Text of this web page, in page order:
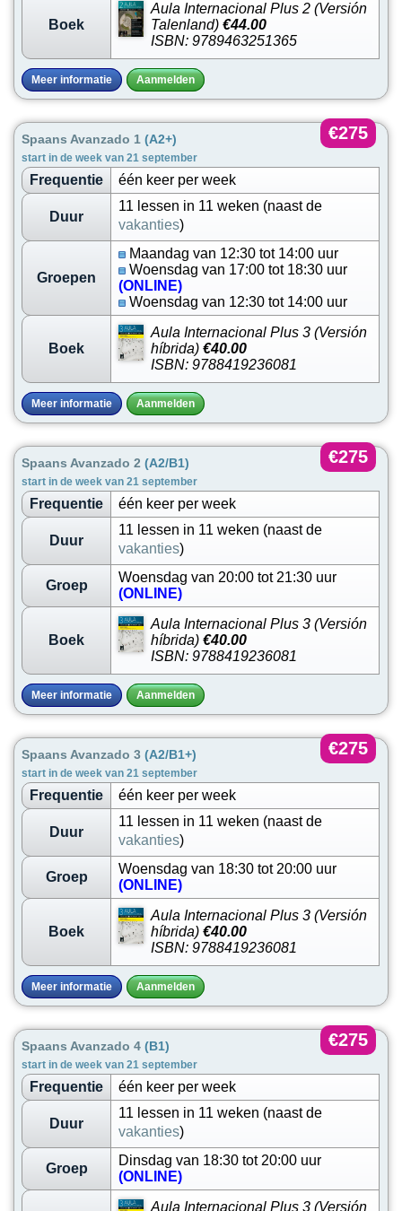
Boek
Aula Internacional Plus 2 (Versión
Talenland) €44.00
ISBN: 9789463251365
Meer informatie Aanmelden
Spaans Avanzado 1 (A2+)
start in de week van 21 september
€275
Frequentie één keer per week
Duur
11 lessen in 11 weken (naast de
vakanties)
Groepen
Maandag van 12:30 tot 14:00 uur
Woensdag van 17:00 tot 18:30 uur
(ONLINE)
Woensdag van 12:30 tot 14:00 uur
Boek
Aula Internacional Plus 3 (Versión
híbrida) €40.00
ISBN: 9788419236081
Meer informatie Aanmelden
Spaans Avanzado 2 (A2/B1)
start in de week van 21 september
€275
Frequentie één keer per week
Duur
11 lessen in 11 weken (naast de
vakanties)
Groep
Woensdag van 20:00 tot 21:30 uur
(ONLINE)
Boek
Aula Internacional Plus 3 (Versión
híbrida) €40.00
ISBN: 9788419236081
Meer informatie Aanmelden
Spaans Avanzado 3 (A2/B1+)
start in de week van 21 september
€275
Frequentie één keer per week
Duur
11 lessen in 11 weken (naast de
vakanties)
Groep
Woensdag van 18:30 tot 20:00 uur
(ONLINE)
Boek
Aula Internacional Plus 3 (Versión
híbrida) €40.00
ISBN: 9788419236081
Meer informatie Aanmelden
Spaans Avanzado 4 (B1)
start in de week van 21 september
€275
Frequentie één keer per week
Duur
11 lessen in 11 weken (naast de
vakanties)
Groep
Dinsdag van 18:30 tot 20:00 uur
(ONLINE)
Aula Internacional Plus 3 (Versión